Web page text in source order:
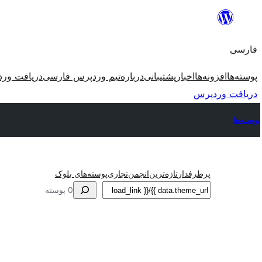
محتوا
فارسی
پوسته‌هاافزونه‌هااخبار پشتیبانیدربارهتیم وردپرس فارسیدریافت
دریافت وردپرس
پوسته‌ها
پرطرفدار تازه‌ترینانجمنتجاریپوسته‌های بلوک
جستجو 0 پوسته